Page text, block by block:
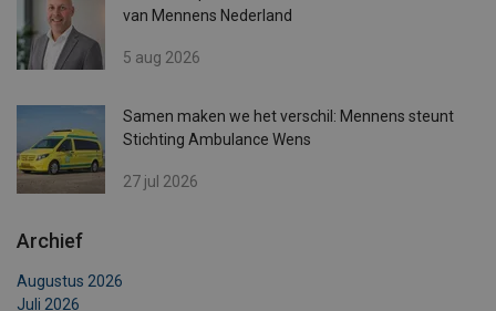
van Mennens Nederland
5 aug 2026
Samen maken we het verschil: Mennens steunt
Stichting Ambulance Wens
27 jul 2026
Archief
Augustus 2026
Juli 2026